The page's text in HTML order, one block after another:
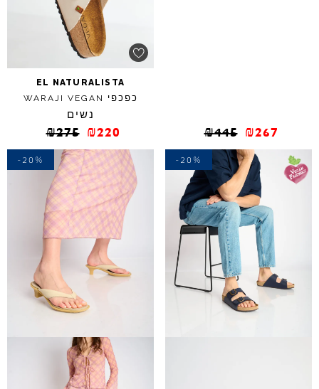
₪445 ₪267
EL NATURALISTA
כפכפי WARAJI VEGAN
נשים
₪275 ₪220
-20%
-20%